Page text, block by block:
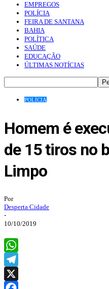
EMPREGOS
POLÍCIA
FEIRA DE SANTANA
BAHIA
POLÍTICA
SAÚDE
EDUCAÇÃO
ÚLTIMAS NOTÍCIAS
POLÍCIA
Homem é
de 15 tiros no
Limpo
Por
Desperta Cidade
-
10/10/2019
WhatsApp
Telegram